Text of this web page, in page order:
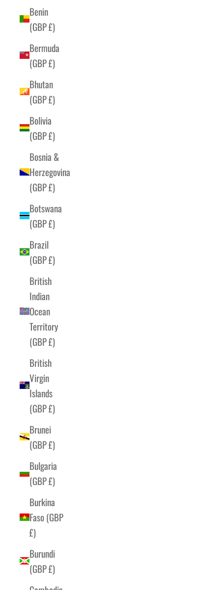
Benin
(GBP £)
Bermuda
(GBP £)
Bhutan
(GBP £)
Bolivia
(GBP £)
Bosnia &
Herzegovina
(GBP £)
Botswana
(GBP £)
Brazil
(GBP £)
British
Indian
Ocean
Territory
(GBP £)
British
Virgin
Islands
(GBP £)
Brunei
(GBP £)
Bulgaria
(GBP £)
Burkina
Faso (GBP
£)
Burundi
(GBP £)